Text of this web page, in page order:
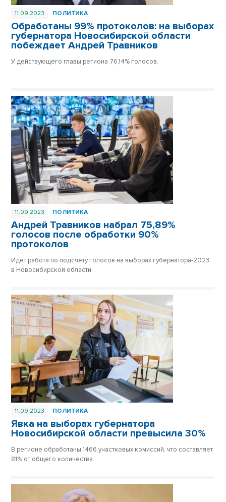
11.09.2023 ПОЛИТИКА
Обработаны 99% протоколов: на выборах
губернатора Новосибирской области
побеждает Андрей Травников
У действующего главы региона 76,14% голосов.
11.09.2023 ПОЛИТИКА
Андрей Травников набрал 75,89%
голосов после обработки 90%
протоколов
Идет работа по подсчету голосов на выборах губернатора-2023
в Новосибирской области.
11.09.2023 ПОЛИТИКА
Явка на выборах губернатора
Новосибирской области превысила 30%
В регионе обработаны 1466 участковых комиссий, что составляет
81% от общего количества.